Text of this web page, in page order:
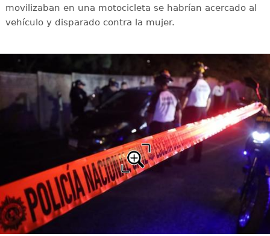
movilizaban en una motocicleta se habrían acercado al
vehículo y disparado contra la mujer.